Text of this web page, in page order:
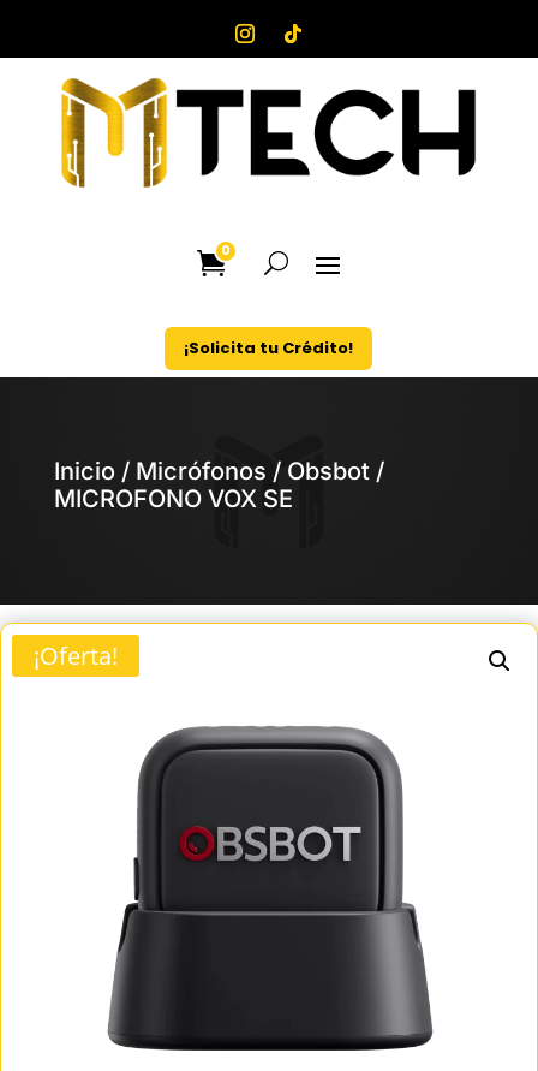
0
¡Solicita tu Crédito!
Inicio/ Micrófonos / Obsbot /
MICROFONO VOX SE
¡Oferta!